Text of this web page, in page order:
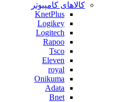
کالاهای کامپیوتر
KnetPlus
Logikey
Logitech
Rapoo
Tsco
Eleven
royal
Onikuma
Adata
Bnet